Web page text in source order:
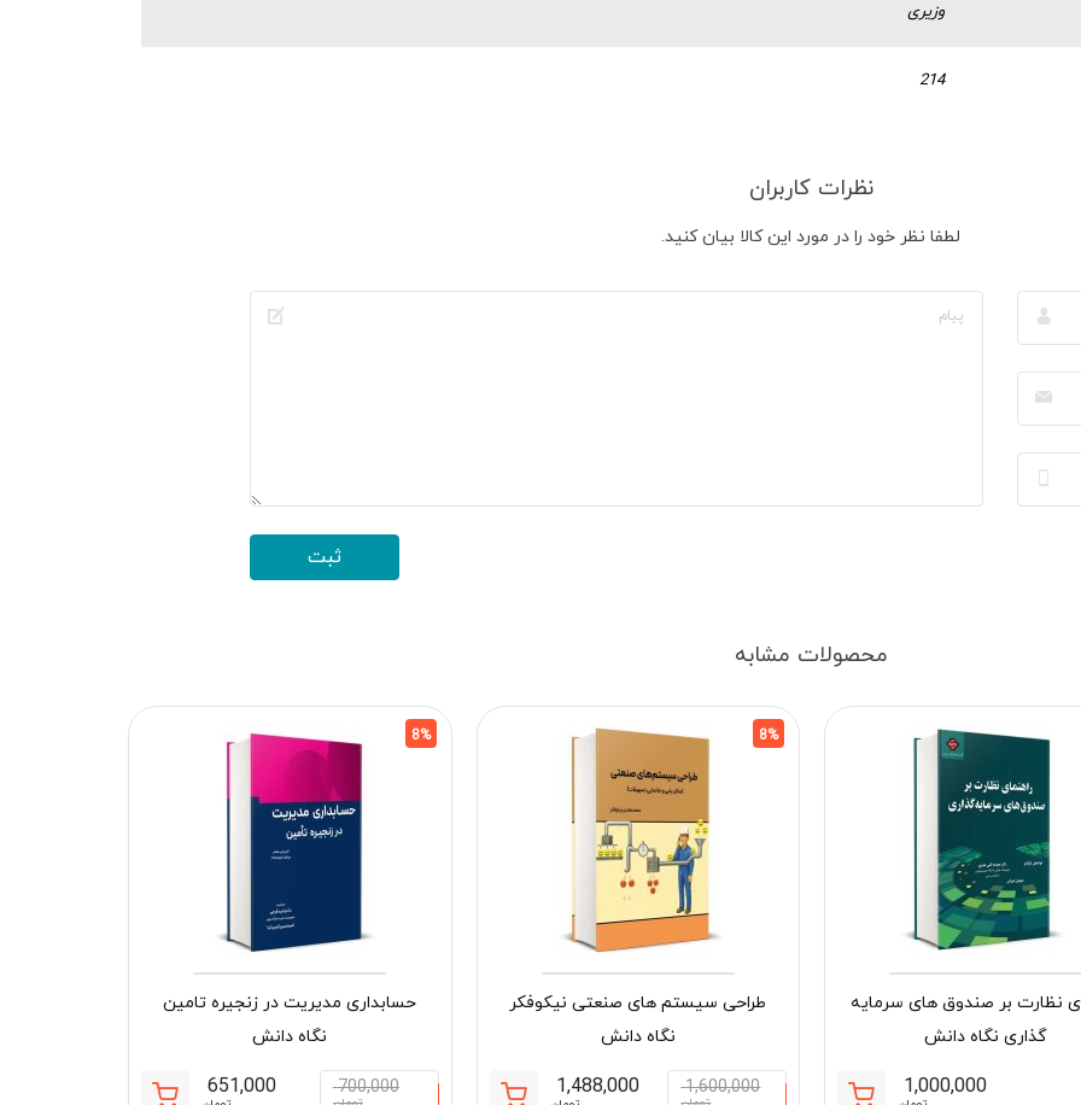
وزیری
214
نظرات کاربران
لطفا نظر خود را در مورد این کالا بیان کنید.
محصولات مشابه
نظارت بر صندوق های سرمایه
گذاری نگاه دانش
1,000,000
8%
طراحی سیستم های صنعتی نیکوفکر
نگاه دانش
1,600,000
1,488,000
8%
حسابداری مدیریت در زنجیره تامین
نگاه دانش
700,000
651,000